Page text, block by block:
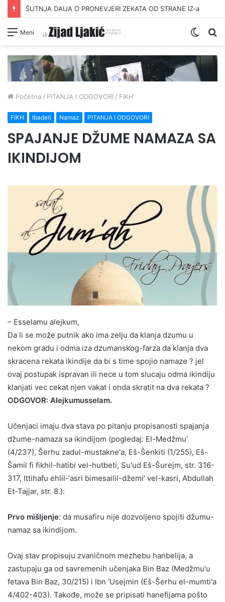
ŠUTNJA DAIJA O PRONEVJERI ZEKATA OD STRANE IZ-a
Meni
Switch
Početna / PITANJA I ODGOVORI / FIKH
FIKH Ibadeti Namaz PITANJA I ODGOVORI
SPAJANJE DŽUME NAMAZA SA
IKINDIJOM
– Esselamu alejkum,
Da li se može putnik ako ima zelju da klanja dzumu u
nekom gradu i odma iza dzumanskog-farza da klanja dva
skracena rekata ikindije da bi s time spojio namaze ? jel
ovaj postupak ispravan ili nece u tom slucaju odma ikindiju
klanjati vec cekat njen vakat i onda skratit na dva rekata ?
ODGOVOR: Alejkumusselam.
Učenjaci imaju dva stava po pitanju propisanosti spajanja
džume-namaza sa ikindijom (pogledaj: El-Medžmu’
(4/237), Šerhu zadul-mustakne'a, Eš-Šenkiti (1/255), Eš-
Šamil fi fikhil-hatibi vel-hutbeti, Su'ud Eš-Šurejm, str. 316-
317, Ittihafu ehlil-‘asri bimesailil-džemi’ vel-kasri, Abdullah
Et-Tajjar, str. 8.):
Prvo mišljenje: da musafiru nije dozvoljeno spojiti džumu-
namaz sa ikindijom.
Ovaj stav propisuju zvaničnom mezhebu hanbelija, a
zastupaju ga od savremenih učenjaka Bin Baz (Medžmu'u
fetava Bin Baz, 30/215) i Ibn ‘Usejmin (Eš-Šerhu el-mumti'a
4/402-403). Takođe, može se pripisati hanefijama pošto